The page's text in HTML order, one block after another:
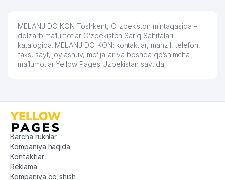
MELANJ DO'KON Toshkent, O'zbekiston mintaqasida –
dolzarb ma’lumotlar O’zbekiston Sariq Sahifalari
katalogida. MELANJ DO'KON: kontaktlar, manzil, telefon,
faks, sayt, joylashuv, mo’ljallar va boshqa qo’shimcha
ma’lumotlar Yellow Pages Uzbekistan saytida.
Barcha ruknlar
Kompaniya haqida
Kontaktlar
Reklama
Kompaniya qo'shish